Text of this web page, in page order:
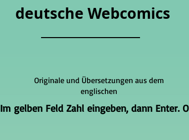
deutsche Webcomics
Originale und Übersetzungen aus dem
englischen
Im gelben Feld Zahl eingeben, dann Enter.